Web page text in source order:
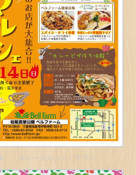
「カレーマルシェ」チラシ